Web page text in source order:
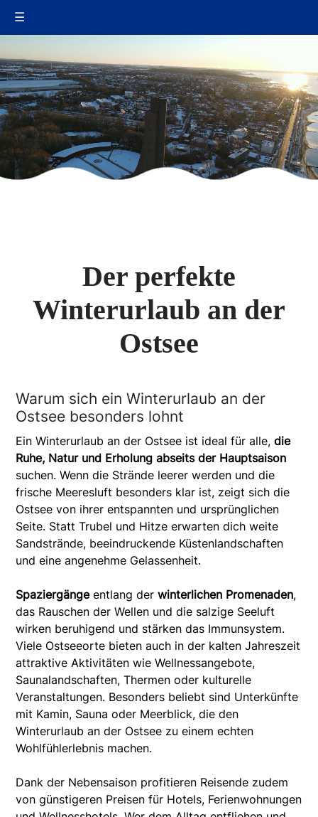
☰
Der perfekte
Winterurlaub an der
Ostsee
Warum sich ein Winterurlaub an der
Ostsee besonders lohnt
Ein Winterurlaub an der Ostsee ist ideal für alle,die
Ruhe, Natur und Erholung abseits der Hauptsaison
suchen. Wenn die Strände leerer werden und die
frische Meeresluft besonders klar ist, zeigt sich die
Ostsee von ihrer entspannten und ursprünglichen
Seite. Statt Trubel und Hitze erwarten dich weite
Sandstrände, beeindruckende Küstenlandschaften
und eine angenehme Gelassenheit.
Spaziergängeentlang derwinterlichen Promenaden,
das Rauschen der Wellen und die salzige Seeluft
wirken beruhigend und stärken das Immunsystem.
Viele Ostseeorte bieten auch in der kalten Jahreszeit
attraktive Aktivitäten wie Wellnessangebote,
Saunalandschaften, Thermen oder kulturelle
Veranstaltungen. Besonders beliebt sind Unterkünfte
mit Kamin, Sauna oder Meerblick, die den
Winterurlaub an der Ostsee zu einem echten
Wohlfühlerlebnis machen.
Dank der Nebensaison profitieren Reisende zudem
von günstigeren Preisen für Hotels, Ferienwohnungen